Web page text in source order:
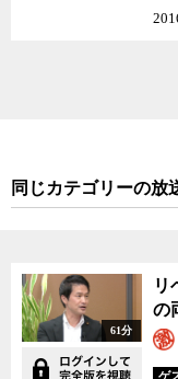
伊勢崎氏は、日本の国
案している。それは自
安倍政権が安保法制と
動を実施することなど
安保法制が露にした日
衛隊や一人ひとりの自
いて、ゲストの伊勢崎
同じカテゴリーの放
61分
リ
の
ゲ